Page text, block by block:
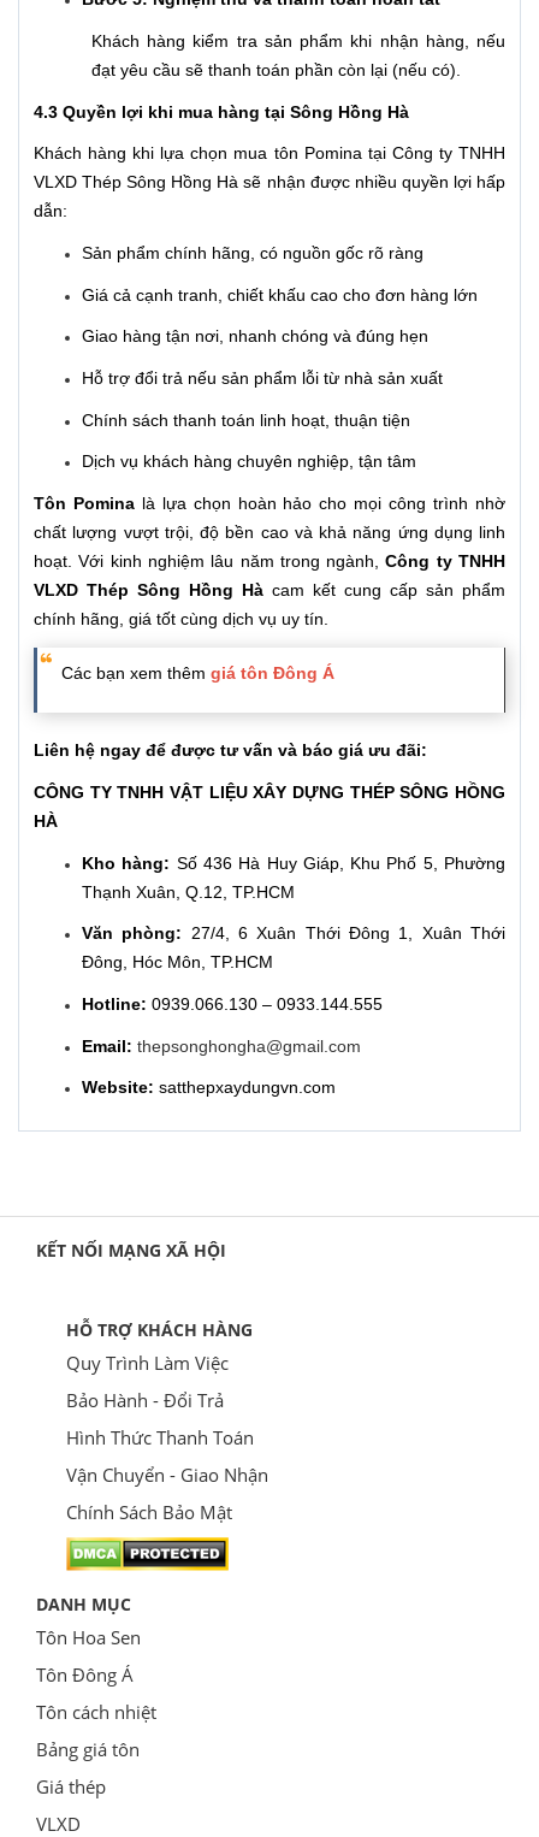
Khách hàng kiểm tra sản phẩm khi nhận hàng, nếu
đạt yêu cầu sẽ thanh toán phần còn lại (nếu có).
4.3 Quyền lợi khi mua hàng tại Sông Hồng Hà
Khách hàng khi lựa chọn mua tôn Pomina tại Công ty TNHH
VLXD Thép Sông Hồng Hà sẽ nhận được nhiều quyền lợi hấp
dẫn:
Sản phẩm chính hãng, có nguồn gốc rõ ràng
Giá cả cạnh tranh, chiết khấu cao cho đơn hàng lớn
Giao hàng tận nơi, nhanh chóng và đúng hẹn
Hỗ trợ đổi trả nếu sản phẩm lỗi từ nhà sản xuất
Chính sách thanh toán linh hoạt, thuận tiện
Dịch vụ khách hàng chuyên nghiệp, tận tâm
Tôn Pominalà lựa chọn hoàn hảo cho mọi công trình nhờ
chất lượng vượt trội, độ bền cao và khả năng ứng dụng linh
hoạt. Với kinh nghiệm lâu năm trong ngành,Công ty TNHH
VLXD Thép Sông Hồng Hà cam kết cung cấp sản phẩm
chính hãng, giá tốt cùng dịch vụ uy tín.
Các bạn xem thêm giá tôn Đông Á
Liên hệ ngay để được tư vấn và báo giá ưu đãi:
CÔNG TY TNHH VẬT LIỆU XÂY DỰNG THÉP SÔNG HỒNG
HÀ
Kho hàng: Số 436 Hà Huy Giáp, Khu Phố 5, Phường
Thạnh Xuân, Q.12, TP.HCM
Văn phòng: 27/4, 6 Xuân Thới Đông 1, Xuân Thới
Đông, Hóc Môn, TP.HCM
Hotline: 0939.066.130 – 0933.144.555
Email: thepsonghongha@gmail.com
Website: satthepxaydungvn.com
KẾT NỐI MẠNG XÃ HỘI
HỖ TRỢ KHÁCH HÀNG
Quy Trình Làm Việc
Bảo Hành - Đổi Trả
Hình Thức Thanh Toán
Vận Chuyển - Giao Nhận
Chính Sách Bảo Mật
DANH MỤC
Tôn Hoa Sen
Tôn Đông Á
Tôn cách nhiệt
Bảng giá tôn
Giá thép
VLXD